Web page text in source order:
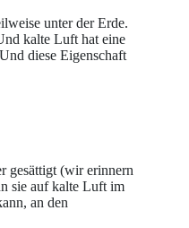
unter der Erde.
kalte Luft hat eine
diese Eigenschaft
gesättigt (wir erinnern
sie auf kalte Luft im
an den